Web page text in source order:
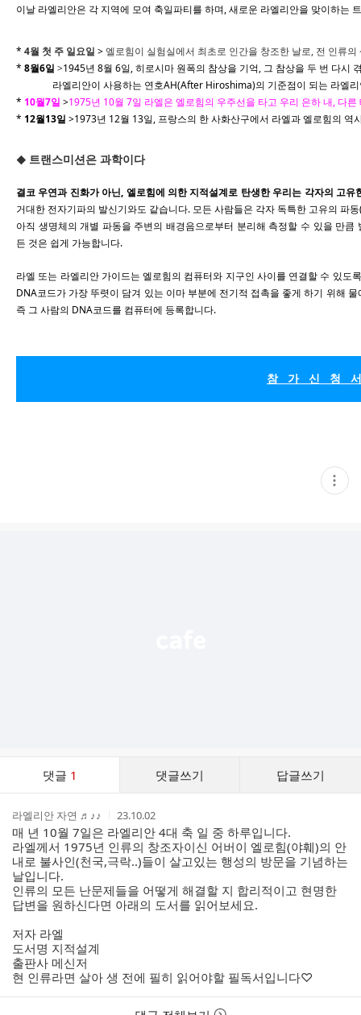
이날 라엘리안은 각 지역에 모여 축일파티를 하며, 새로운 라엘리안을 맞이하는
* 4월 첫 주 일요일 >엘로힘이 실험실에서 최초로 인간을 창조한 날로, 전 인류
* 8월6일 >1945년 8월 6일, 히로시마 원폭의 참상을 기억, 그 참상을 두 번 다시
라엘리안이 사용하는 연호AH(After Hiroshima)의 기준점이 되는 라엘리
* 10월7일 >1975년 10월 7일 라엘은 엘로힘의 우주선을 타고 우리 은하 내, 다
* 12월13일 >1973년 12월 13일, 프랑스의 한 사화산구에서 라엘과 엘로힘의 역
◆ 트랜스미션은 과학이다
결코 우연과 진화가 아닌, 엘로힘에 의한 지적설계로 탄생한 우리는 각자의 고
거대한 전자기파의 발신기와도 같습니다. 모든 사람들은 각자 독특한 고유의 파
아직 생명체의 개별 파동을 주변의 배경음으로부터 분리해 측정할 수 있을 만
든 것은 쉽게 가능합니다.
라엘 또는 라엘리안 가이드는 엘로힘의 컴퓨터와 지구인 사이를 연결할 수 있도
DNA코드가 가장 뚜렷이 담겨 있는 이마 부분에 전기적 접촉을 좋게 하기 위해
즉 그 사람의 DNA코드를 컴퓨터에 등록합니다.
참 가 신 청 서
현
재
댓글 1 댓글쓰기 답글쓰기
작
성
자
라엘리안 자연 ♬♪♪
작
성
시
간
23.10.02
매 년 10월 7일은 라엘리안 4대 축 일 중 하루입니다.
라엘께서 1975년 인류의 창조자이신 어버이 엘로힘(야훼)의 안
내로 불사인(천국,극락..)들이 살고있는 행성의 방문을 기념하는
날입니다.
인류의 모든 난문제들을 어떻게 해결할 지 합리적이고 현명한
답변을 원하신다면 아래의 도서를 읽어보세요.
저자 라엘
도서명 지적설계
출판사 메신저
현 인류라면 살아 생 전에 필히 읽어야할 필독서입니다♡